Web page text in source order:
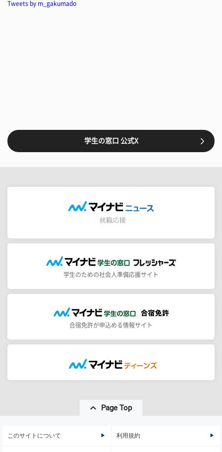
Tweets by m_gakumado
学生の窓口 公式X
学生のための社会人準備応援サイト
合宿免許が申込める情報サイト
Page Top
このサイトについて 利用規約